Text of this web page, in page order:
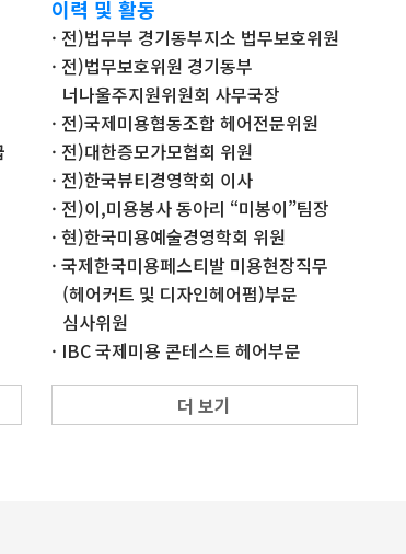
이력 및 활동
· 전)법무부 경기동부지소 법무보호위원
· 전)법무보호위원 경기동부
너나울주지원위원회 사무국장
· 전)국제미용협동조합 헤어전문위원
· 전)대한증모가모협회 위원
· 전)한국뷰티경영학회 이사
· 전)이,미용봉사 동아리 “미봉이”팀장
· 현)한국미용예술경영학회 위원
· 국제한국미용페스티발 미용현장직무
(헤어커트 및 디자인헤어펌)부문
심사위원
· IBC 국제미용 콘테스트 헤어부문
심사위원
· 월드뷰티페스티발 헤어부문 심사위원
더 보기